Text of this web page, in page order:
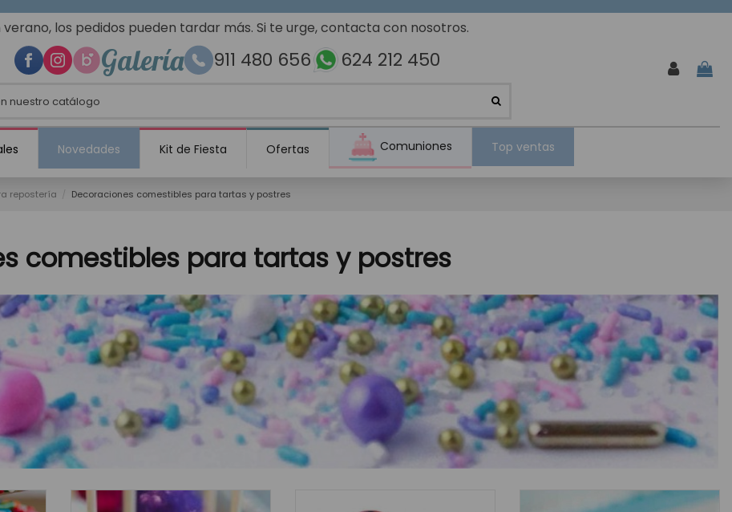
verano, los pedidos pueden tardar más. Si te urge, contacta con nosotros.
Galería 911 480 656 624 212 450
Novedades Kit de Fiesta Ofertas Comuniones Top ventas
repostería Decoraciones comestibles para tartas y postres
comestibles para tartas y postres